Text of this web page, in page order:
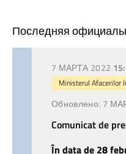
Последняя
7 МАРТА 2022
Ministerul Afacerilor
Обновлено: 7
Comunicat de
În data de 28